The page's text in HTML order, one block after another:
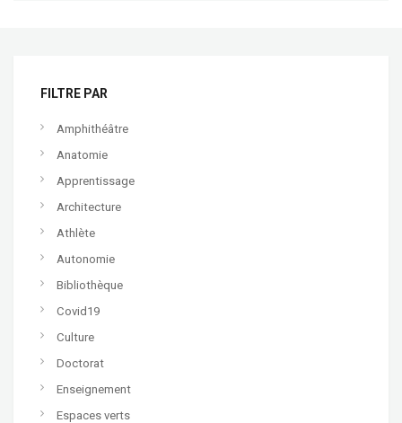
FILTRE PAR
Amphithéâtre
Anatomie
Apprentissage
Architecture
Athlète
Autonomie
Bibliothèque
Covid19
Culture
Doctorat
Enseignement
Espaces verts